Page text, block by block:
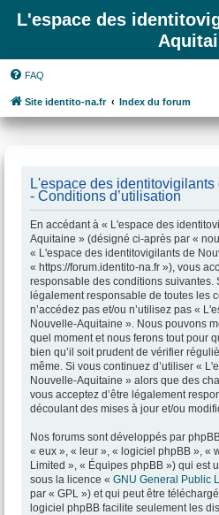
L'espace des
FAQ
Site identito-na.fr Index du forum
L'espace des
- Conditions d’utilisation
En accédant à « L'espace des
Aquitaine » (désigné ci-après par «
« L'espace des identitovigilants de
« https://forum.identito-na.fr »), vous
responsable des conditions suivantes.
légalement responsable de toutes les
n’accédez pas et/ou n’utilisez pas «
Nouvelle-Aquitaine ». Nous pouvons
quel moment et nous ferons tout pour
bien qu’il soit prudent de vérifier
même. Si vous continuez d’utiliser «
Nouvelle-Aquitaine » alors que des
vous acceptez d’être légalement
découlant des mises à jour et/ou
Nos forums sont développés par
« eux », « leur », « logiciel phpBB », «
Limited », « Équipes phpBB ») qui est
sous la licence « GNU General Public
par « GPL ») et qui peut être
logiciel phpBB facilite seulement les